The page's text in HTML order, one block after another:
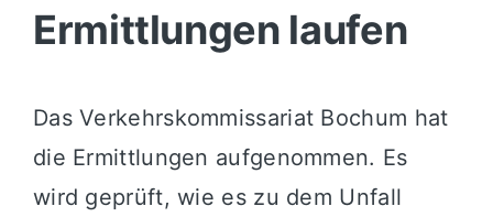
Ermittlungen laufen
Das Verkehrskommissariat Bochum hat
die Ermittlungen aufgenommen. Es
wird geprüft, wie es zu dem Unfall